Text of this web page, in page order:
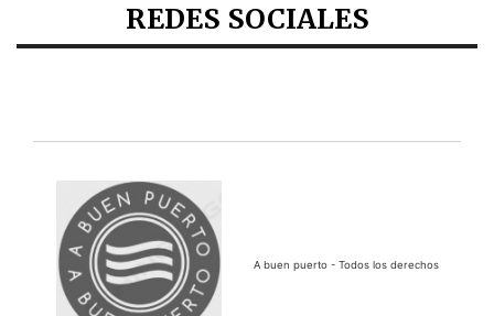
REDES SOCIALES
A buen puerto - Todos los derechos